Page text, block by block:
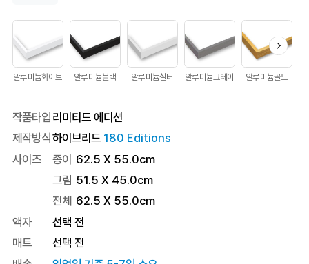
알루미늄화이트 알루미늄블랙 알루미늄실버 알루미늄그레이 알루미늄골드
작품타입 리미티드 에디션
제작방식하이브리드 180 Editions
사이즈
종이 62.5 X 55.0cm
그림 51.5 X 45.0cm
전체 62.5 X 55.0cm
액자
선택 전
매트
선택 전